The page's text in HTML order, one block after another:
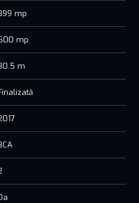
și apreciere. O alegere
stabilitate, calitate și o
pe termen lung.
sau pentru
mp
mp
m